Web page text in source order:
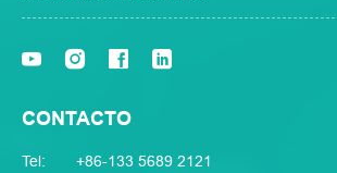
CONTACTO
Tel:
+86-133 5689 2121